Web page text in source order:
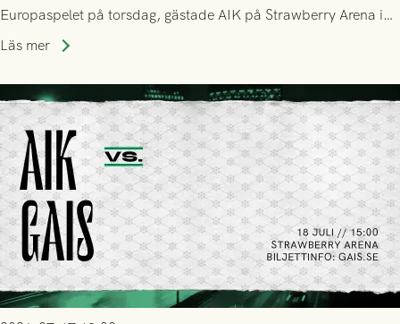
Europaspelet på torsdag, gästade AIK på Strawberry Arena i
Stockholm . Men trots konstant hotande i första halvlek av
lyckades få in 2-0.
Läs mer